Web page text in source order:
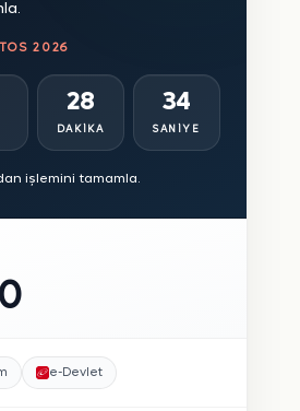
2026
28
DAKIKA
32
SANIYE
işlemini tamamla.
e-Devlet